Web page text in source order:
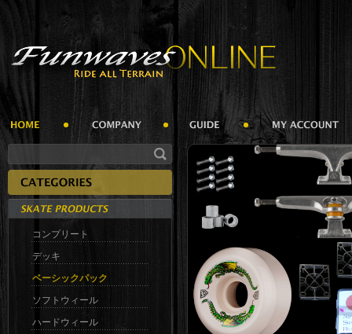
コンプリート
デッキ
ベーシックパック
ソフトウィール
ハードウィール